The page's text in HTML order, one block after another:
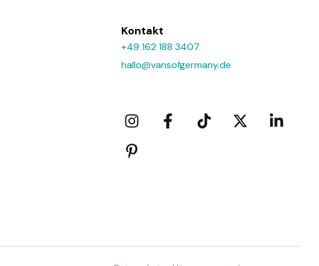
Kontakt
+49 162 188 3407
hallo@vansofgermany.de